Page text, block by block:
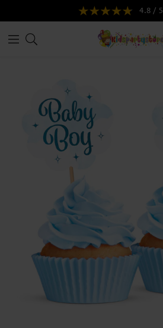
4.8 / 5